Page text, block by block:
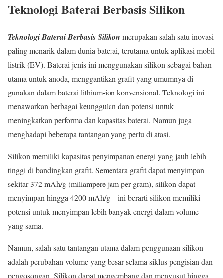
Teknologi Baterai Berbasis Silikon
Teknologi Baterai Berbasis Silikon merupakan salah satu inovasi
paling menarik dalam dunia baterai, terutama untuk aplikasi mobil
listrik (EV). Baterai jenis ini menggunakan silikon sebagai bahan
utama untuk anoda, menggantikan grafit yang umumnya di
gunakan dalam baterai lithium-ion konvensional. Teknologi ini
menawarkan berbagai keunggulan dan potensi untuk
meningkatkan performa dan kapasitas baterai. Namun juga
menghadapi beberapa tantangan yang perlu di atasi.
Silikon memiliki kapasitas penyimpanan energi yang jauh lebih
tinggi di bandingkan grafit. Sementara grafit dapat menyimpan
sekitar 372 mAh/g (miliampere jam per gram), silikon dapat
menyimpan hingga 4200 mAh/g—ini berarti silikon memiliki
potensi untuk menyimpan lebih banyak energi dalam volume
yang sama.
Namun, salah satu tantangan utama dalam penggunaan silikon
adalah perubahan volume yang besar selama siklus pengisian dan
pengosongan. Silikon dapat mengembang dan menyusut hingga